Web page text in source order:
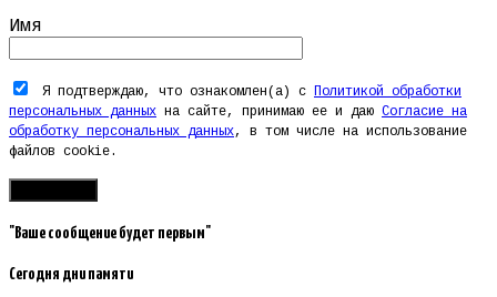
Имя
Я подтверждаю, что ознакомлен(а) с
Политикой обработки
персональных данных на сайте, принимаю ее и даю Согласие на
обработку персональных данных, в том числе на использование
файлов cookie.
"Ваше сообщение будет первым"
Сегодня дни памяти